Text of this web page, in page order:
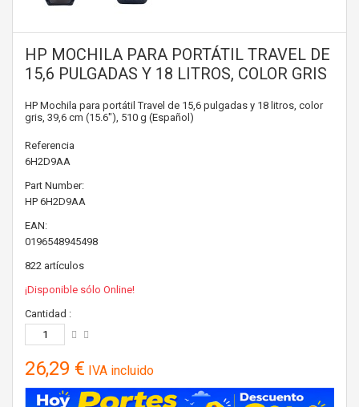
HP MOCHILA PARA PORTÁTIL TRAVEL DE
15,6 PULGADAS Y 18 LITROS, COLOR GRIS
HP Mochila para portátil Travel de 15,6 pulgadas y 18 litros, color
gris, 39,6 cm (15.6"), 510 g (Español)
Referencia
6H2D9AA
Part Number:
HP 6H2D9AA
EAN:
0196548945498
822 artículos
¡Disponible sólo Online!
Cantidad :
26,29 € IVA incluido